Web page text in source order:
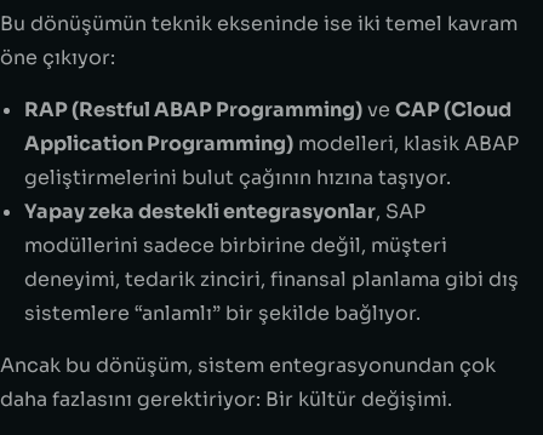
Bu dönüşümün teknik ekseninde ise iki temel kavram
öne çıkıyor:
RAP (Restful ABAP Programming)ve CAP (Cloud
Application Programming) modelleri, klasik ABAP
geliştirmelerini bulut çağının hızına taşıyor.
Yapay zeka destekli entegrasyonlar, SAP
modüllerini sadece birbirine değil, müşteri
deneyimi, tedarik zinciri, finansal planlama gibi dış
sistemlere “anlamlı” bir şekilde bağlıyor.
Ancak bu dönüşüm, sistem entegrasyonundan çok
daha fazlasını gerektiriyor: Bir kültür değişimi.